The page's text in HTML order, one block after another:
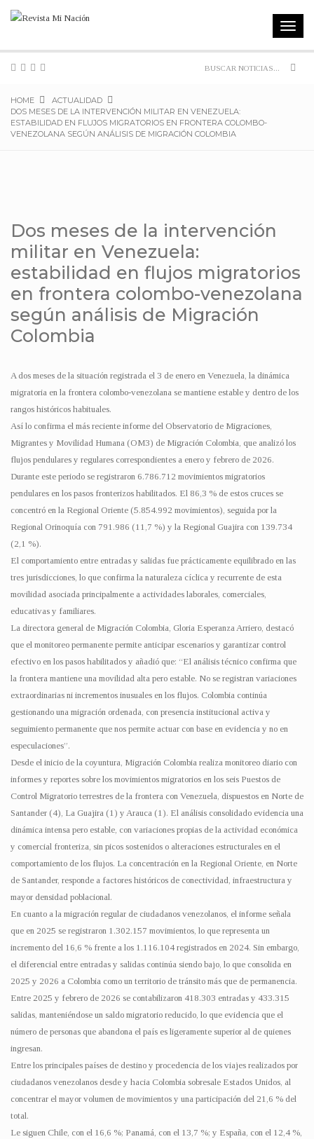
Toggle
HOME
ACTUALIDAD
DOS MESES DE LA INTERVENCIÓN MILITAR EN VENEZUELA:
ESTABILIDAD EN FLUJOS MIGRATORIOS EN FRONTERA COLOMBO-
VENEZOLANA SEGÚN ANÁLISIS DE MIGRACIÓN COLOMBIA
Dos meses de la intervención
militar en Venezuela:
estabilidad en flujos migratorios
en frontera colombo-venezolana
según análisis de Migración
Colombia
A dos meses de la situación registrada el 3 de enero en Venezuela, la dinámica
migratoria en la frontera colombo-venezolana se mantiene estable y dentro de los
rangos históricos habituales.
Así lo confirma el más reciente informe del Observatorio de Migraciones,
Migrantes y Movilidad Humana (OM3) de Migración Colombia, que analizó los
flujos pendulares y regulares correspondientes a enero y febrero de 2026.
Durante este periodo se registraron 6.786.712 movimientos migratorios
pendulares en los pasos fronterizos habilitados. El 86,3 % de estos cruces se
concentró en la Regional Oriente (5.854.992 movimientos), seguida por la
Regional Orinoquía con 791.986 (11,7 %) y la Regional Guajira con 139.734
(2,1 %).
El comportamiento entre entradas y salidas fue prácticamente equilibrado en las
tres jurisdicciones, lo que confirma la naturaleza cíclica y recurrente de esta
movilidad asociada principalmente a actividades laborales, comerciales,
educativas y familiares.
La directora general de Migración Colombia, Gloria Esperanza Arriero, destacó
que el monitoreo permanente permite anticipar escenarios y garantizar control
efectivo en los pasos habilitados y añadió que: “El análisis técnico confirma que
la frontera mantiene una movilidad alta pero estable. No se registran variaciones
extraordinarias ni incrementos inusuales en los flujos. Colombia continúa
gestionando una migración ordenada, con presencia institucional activa y
seguimiento permanente que nos permite actuar con base en evidencia y no en
especulaciones”.
Desde el inicio de la coyuntura, Migración Colombia realiza monitoreo diario con
informes y reportes sobre los movimientos migratorios en los seis Puestos de
Control Migratorio terrestres de la frontera con Venezuela, dispuestos en Norte de
Santander (4), La Guajira (1) y Arauca (1). El análisis consolidado evidencia una
dinámica intensa pero estable, con variaciones propias de la actividad económica
y comercial fronteriza, sin picos sostenidos o alteraciones estructurales en el
comportamiento de los flujos. La concentración en la Regional Oriente, en Norte
de Santander, responde a factores históricos de conectividad, infraestructura y
mayor densidad poblacional.
En cuanto a la migración regular de ciudadanos venezolanos, el informe señala
que en 2025 se registraron 1.302.157 movimientos, lo que representa un
incremento del 16,6 % frente a los 1.116.104 registrados en 2024. Sin embargo,
el diferencial entre entradas y salidas continúa siendo bajo, lo que consolida en
2025 y 2026 a Colombia como un territorio de tránsito más que de permanencia.
Entre 2025 y febrero de 2026 se contabilizaron 418.303 entradas y 433.315
salidas, manteniéndose un saldo migratorio reducido, lo que evidencia que el
número de personas que abandona el país es ligeramente superior al de quienes
ingresan.
Entre los principales países de destino y procedencia de los viajes realizados por
ciudadanos venezolanos desde y hacia Colombia sobresale Estados Unidos, al
concentrar el mayor volumen de movimientos y una participación del 21,6 % del
total.
Le siguen Chile, con el 16,6 %; Panamá, con el 13,7 %; y España, con el 12,4 %,